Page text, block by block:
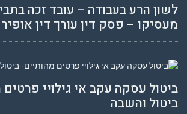
לשון הרע בעבודה – עובד זכה
מעסיקו – פסק דין עורך דין
ביטול עסקה עקב אי גילויי
ביטול והשבה